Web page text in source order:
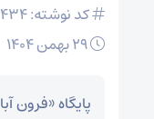
کد نوشته: 157434
پایگاه «فرون